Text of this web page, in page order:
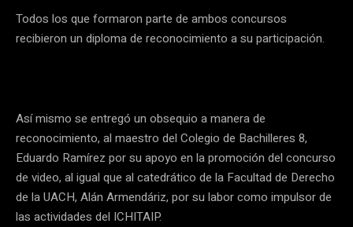
Todos los que formaron parte de ambos concursos
recibieron un diploma de reconocimiento a su participación.
Así mismo se entregó un obsequio a manera de
reconocimiento, al maestro del Colegio de Bachilleres 8,
Eduardo Ramírez por su apoyo en la promoción del concurso
de video, al igual que al catedrático de la Facultad de Derecho
de la UACH, Alán Armendáriz, por su labor como impulsor de
las actividades del ICHITAIP.